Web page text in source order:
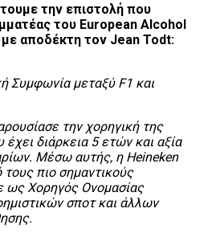
την επιστολή που
του European Alcohol
αποδέκτη τον Jean Todt:
Συμφωνία μεταξύ F1 και
την χορηγική της
διάρκεια 5 ετών και αξία
Μέσω αυτής, η Heineken
πιο σημαντικούς
ως Χορηγός Ονομασίας
σποτ και άλλων